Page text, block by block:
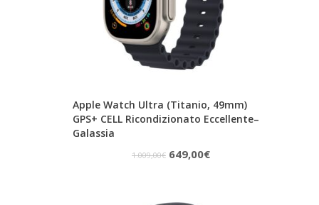
Apple Watch Ultra (Titanio, 49mm)
GPS+ CELL Ricondizionato Eccellente–
Galassia
1.009,00€ Il
649,00€Il